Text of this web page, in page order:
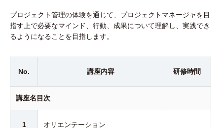
プロジェクト管理の体験を通じて、プロジェクトマネージャを目
指す上で必要なマインド、行動、成果について理解し、実践でき
るようになることを目指します。
No. 講座内容 研修時間
講座名目次
1 オリエンテーション